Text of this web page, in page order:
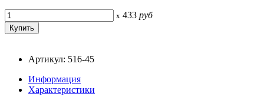
x 433 руб
Артикул: 516-45
Информация
Характеристики